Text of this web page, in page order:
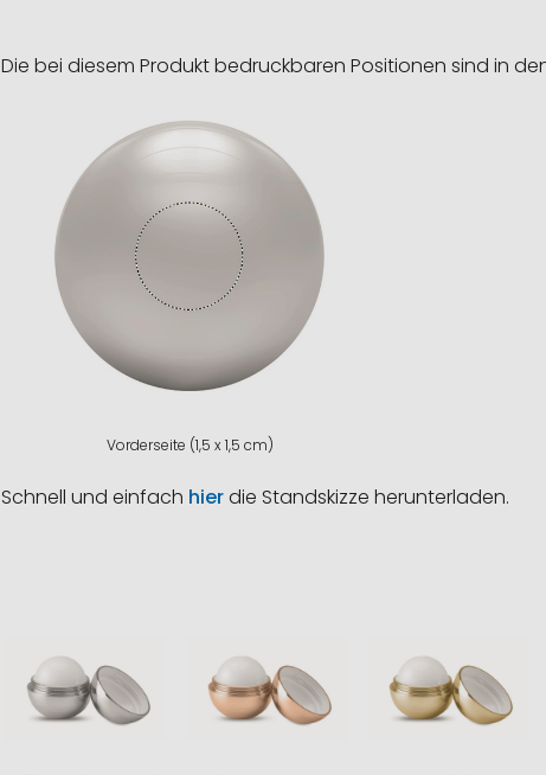
Die bei diesem Produkt bedruckbaren Positionen sind in
Vorderseite (1,5 x 1,5 cm)
Schnell und einfach hierdie Standskizze herunterladen.